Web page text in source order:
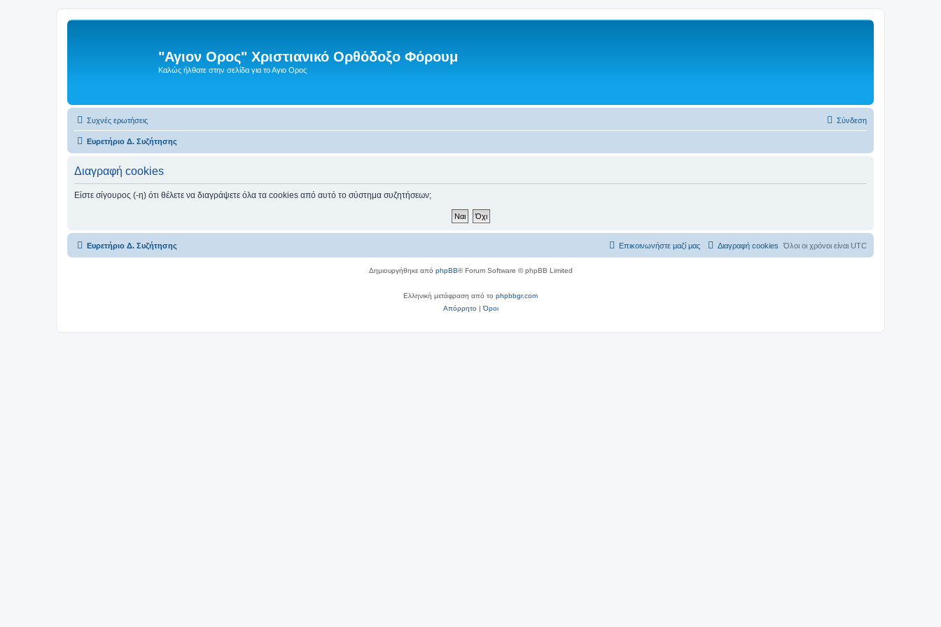
"Αγιον Ορος" Χριστιανικό Ορθόδοξο Φόρουμ
Καλώς ήλθατε στην σελίδα για το Αγιο Ορος
Συχνές ερωτήσεις Σύνδεση
Ευρετήριο Δ. Συζήτησης
Διαγραφή cookies
Είστε σίγουρος (-η) ότι θέλετε να διαγράψετε όλα τα cookies από αυτό το σύστημα συζητήσεων;
Ευρετήριο Δ. Συζήτησης Όλοι οι χρόνοι είναι UTC
Διαγραφή cookies
Επικοινωνήστε μαζί μας
Δημιουργήθηκε από phpBB® Forum Software © phpBB Limited
Ελληνική μετάφραση από το phpbbgr.com
Απόρρητο|Όροι